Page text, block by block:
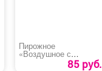
Пирожное
«Воздушное с
кремом» 85 руб.